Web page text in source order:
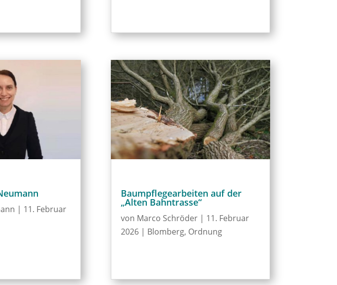
| 11. Februar
Baumpflegearbeiten auf der
„Alten Bahntrasse“
von Marco Schröder| 11. Februar
2026| Blomberg, Ordnung